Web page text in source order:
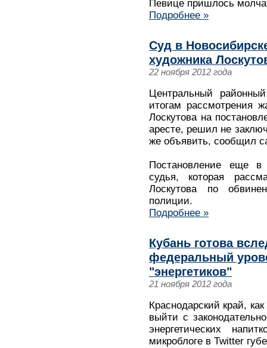
Певице пришлось
Подробнее »
Суд в
художника
22 ноября 2012 года
Центральный
итогам рассмотрения
Лоскутова на
аресте, решил не
же объявить, сообщил
Постановление еще в
судья, которая
Лоскутова по
полиции.
Подробнее »
Кубань готова
федеральный
"энергетиков"
21 ноября 2012 года
Краснодарский край,
выйти с
энергетических
микроблоге в Twitter